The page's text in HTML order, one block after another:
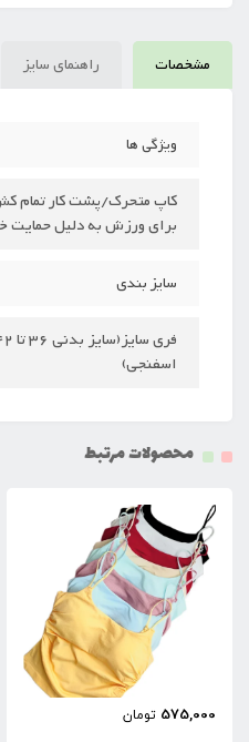
مشخصات راهنمای سایز
ویژگی ها
برای ورزش به دلیل حمایت
سایز بندی
اسفنجی)
محصولات مرتبط
575,000 تومان